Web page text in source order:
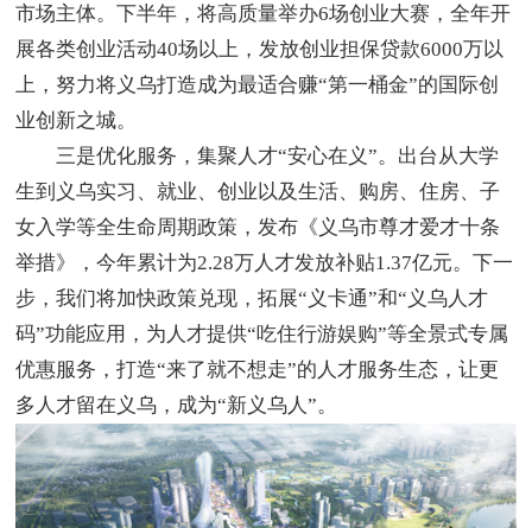
市场主体。下半年，将高质量举办6场创业大赛，全年开
展各类创业活动40场以上，发放创业担保贷款6000万以
上，努力将义乌打造成为最适合赚“第一桶金”的国际创
业创新之城。
三是优化服务，集聚人才“安心在义”。出台从大学
生到义乌实习、就业、创业以及生活、购房、住房、子
女入学等全生命周期政策，发布《义乌市尊才爱才十条
举措》，今年累计为2.28万人才发放补贴1.37亿元。下一
步，我们将加快政策兑现，拓展“义卡通”和“义乌人才
码”功能应用，为人才提供“吃住行游娱购”等全景式专属
优惠服务，打造“来了就不想走”的人才服务生态，让更
多人才留在义乌，成为“新义乌人”。